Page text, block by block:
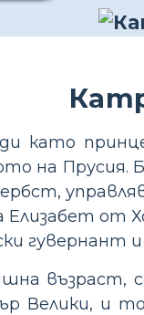
като
на
Елизабет от
гувернант
Велики, и